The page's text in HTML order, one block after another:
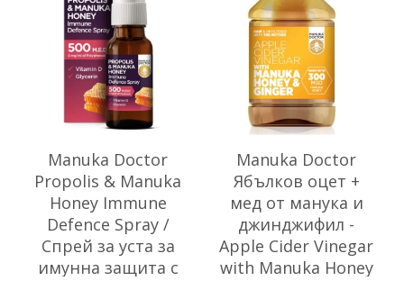
Manuka Doctor
Propolis & Manuka
Honey Immune
Defence Spray /
Спрей за уста за
имунна защита с
Manuka Doctor
Ябълков оцет +
мед от манука и
джинджифил -
Apple Cider Vinegar
with Manuka Honey